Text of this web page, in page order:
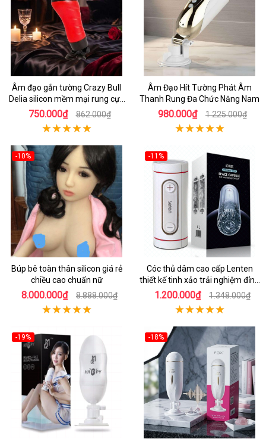
Âm đạo gắn tường Crazy Bull
Delia silicon mềm mại rung cực
đã
750.000₫ 862.000₫
Âm Đạo Hít Tường Phát Âm
Thanh Rung Đa Chức Năng Nam
980.000₫ 1.225.000₫
-10%
Búp bê toàn thân silicon giá rẻ
chiều cao chuẩn nữ
8.000.000₫ 8.888.000₫
-11%
Cóc thủ dâm cao cấp Lenten
thiết kế tinh xảo trải nghiệm đỉnh
cao
1.200.000₫ 1.348.000₫
-19% -18%